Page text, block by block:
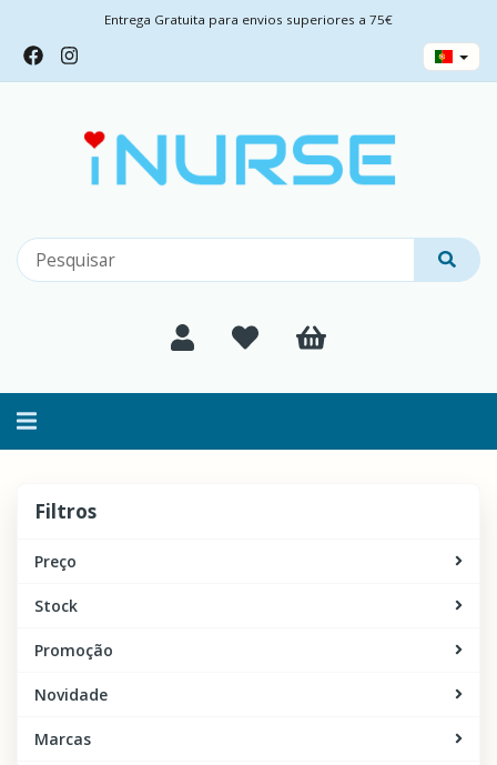
Entrega Gratuita para envios superiores a 75€
Alternar
Filtros
Preço
Stock
Promoção
Novidade
Marcas